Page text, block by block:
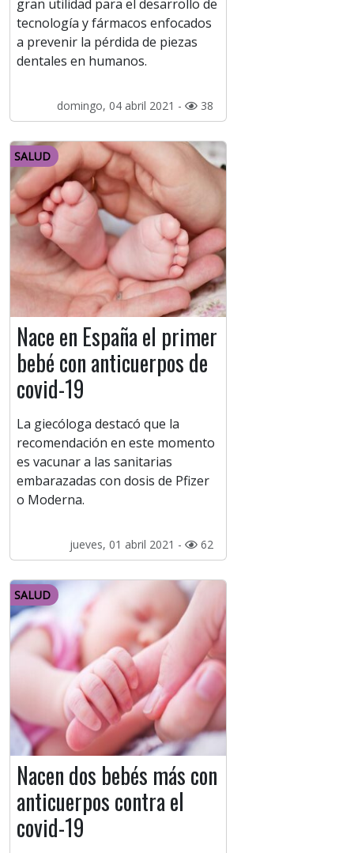
gran utilidad para el desarrollo de
tecnología y fármacos enfocados
a prevenir la pérdida de piezas
dentales en humanos.
domingo, 04 abril 2021 - 38
SALUD
Nace en España el primer
bebé con anticuerpos de
covid-19
La giecóloga destacó que la
recomendación en este momento
es vacunar a las sanitarias
embarazadas con dosis de Pfizer
o Moderna.
jueves, 01 abril 2021 - 62
SALUD
Nacen dos bebés más con
anticuerpos contra el
covid-19